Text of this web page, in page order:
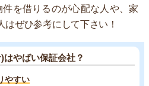
を借りるのが心配な人や、家
ぜひ参考にして下さい！
やばい保証会社？
やすい